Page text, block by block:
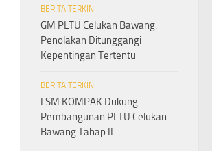
BERITA TERKINI
GM PLTU Celukan Bawang:
Penolakan Ditunggangi
Kepentingan Tertentu
BERITA TERKINI
LSM KOMPAK Dukung
Pembangunan PLTU Celukan
Bawang Tahap II